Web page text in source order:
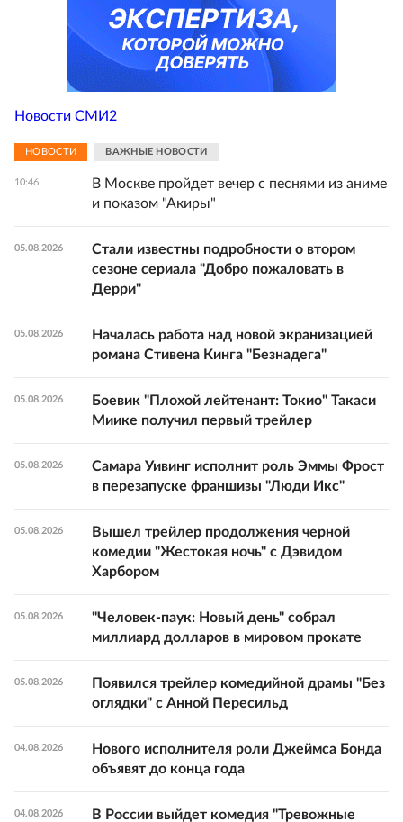
Новости СМИ2
НОВОСТИ ВАЖНЫЕ НОВОСТИ
10:46
В Москве пройдет вечер с песнями из аниме
и показом "Акиры"
05.08.2026
Стали известны подробности о втором
сезоне сериала "Добро пожаловать в
Дерри"
05.08.2026
Началась работа над новой экранизацией
романа Стивена Кинга "Безнадега"
05.08.2026
Боевик "Плохой лейтенант: Токио" Такаси
Миике получил первый трейлер
05.08.2026
Самара Уивинг исполнит роль Эммы Фрост
в перезапуске франшизы "Люди Икс"
05.08.2026
Вышел трейлер продолжения черной
комедии "Жестокая ночь" с Дэвидом
Харбором
05.08.2026
"Человек-паук: Новый день" собрал
миллиард долларов в мировом прокате
05.08.2026
Появился трейлер комедийной драмы "Без
оглядки" с Анной Пересильд
04.08.2026
Нового исполнителя роли Джеймса Бонда
объявят до конца года
04.08.2026
В России выйдет комедия "Тревожные